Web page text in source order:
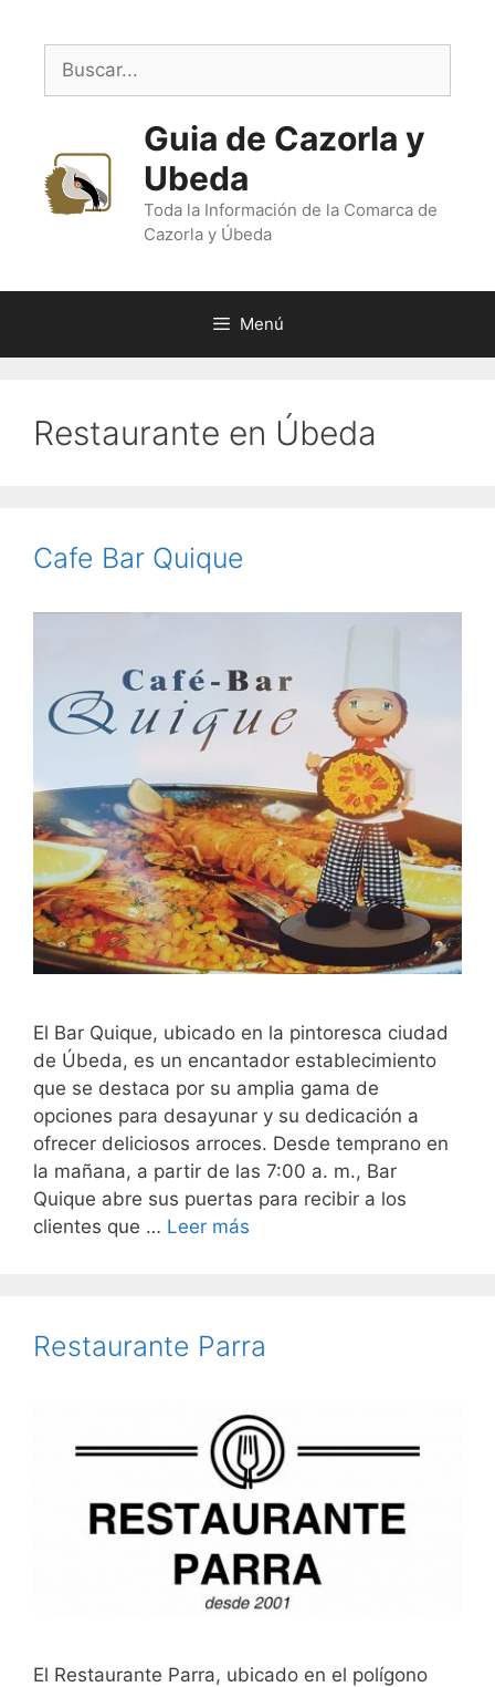
contenido
Buscar:
Guia de Cazorla y
Ubeda
Toda la Información de la Comarca de
Cazorla y Úbeda
Menú
Restaurante en Úbeda
Cafe Bar Quique
El Bar Quique, ubicado en la pintoresca ciudad
de Úbeda, es un encantador establecimiento
que se destaca por su amplia gama de
opciones para desayunar y su dedicación a
ofrecer deliciosos arroces. Desde temprano en
la mañana, a partir de las 7:00 a. m., Bar
Quique abre sus puertas para recibir a los
clientes que … Leer más
Restaurante Parra
El Restaurante Parra, ubicado en el polígono